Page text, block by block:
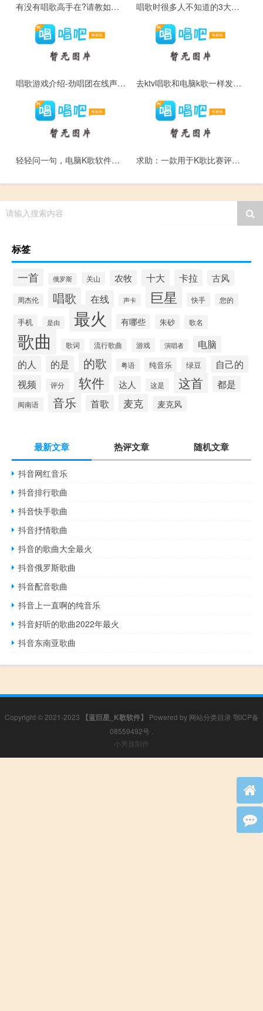
有没有唱歌高手在?请教如何练习唱出颤音? 唱歌时很多人不知道的3大误区
唱歌游戏介绍-劲唱团在线声控k歌的游戏 去ktv唱歌和电脑k歌一样发挥的方法
轻轻问一句，电脑K歌软件哪个好用? 求助：一款用于K歌比赛评分的软件
请输入搜索内容
标签
一首 俄罗斯 关山 农牧 十大 卡拉 古风
周杰伦 唱歌 在线 声卡 巨星 快手 您的
手机 是由 最火 有哪些 朱砂 歌名
歌曲 歌词 流行歌曲 游戏 演唱者 电脑
的人 的是 的歌 粤语 纯音乐 绿豆 自己的
视频 评分 软件 达人 这是 这首 都是
闽南语 音乐 首歌 麦克 麦克风
最新文章 热评文章 随机文章
抖音网红音乐
抖音排行歌曲
抖音快手歌曲
抖音抒情歌曲
抖音的歌曲大全最火
抖音俄罗斯歌曲
抖音配音歌曲
抖音上一直啊的纯音乐
抖音好听的歌曲2022年最火
抖音东南亚歌曲
Copyright © 2021-2023 【蓝巨星_K歌软件】 Powered by 网站分类目录 鄂ICP备
08559492号
小男孩制作